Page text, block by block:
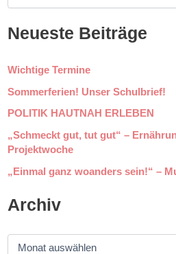
Neueste Beiträge
Wichtige Termine
Sommerferien! Unser Schulbrief!
POLITIK HAUTNAH ERLEBEN
„Schmeckt gut, tut gut“ –
Projektwoche
„Einmal ganz woanders sein!“ –
Archiv